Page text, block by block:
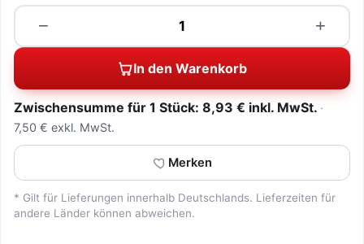
−
Menge +
In den Warenkorb
Zwischensumme für 1 Stück: 8,93 € inkl. MwSt.
7,50 € exkl. MwSt.
Merken
* Gilt für Lieferungen innerhalb Deutschlands. Lieferzeiten für
andere Länder können abweichen.